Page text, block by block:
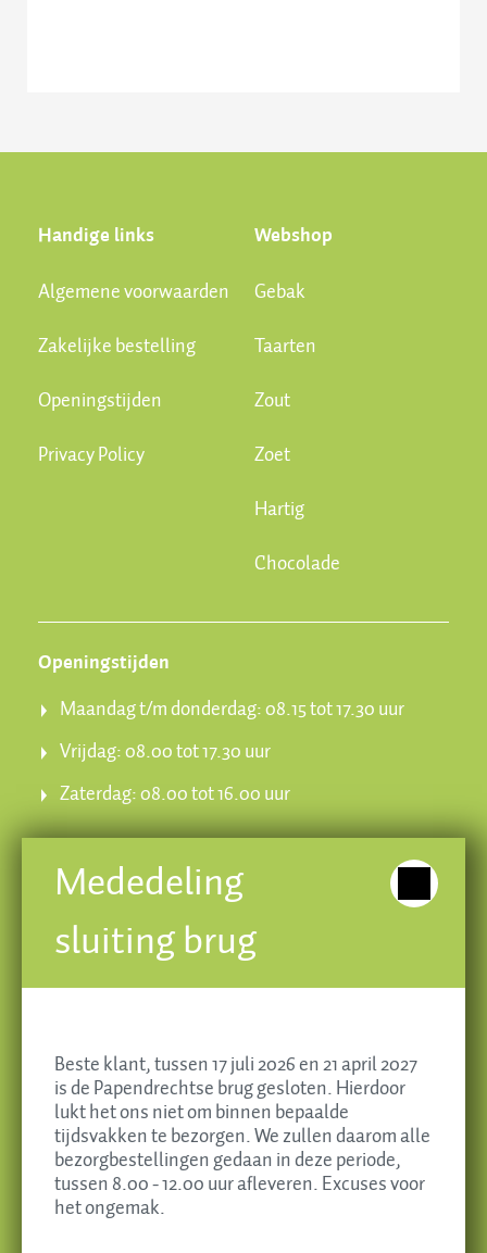
Handige links
Algemene voorwaarden
Zakelijke bestelling
Openingstijden
Privacy Policy
Webshop
Gebak
Taarten
Zout
Zoet
Hartig
Chocolade
Openingstijden
Maandag t/m donderdag: 08.15 tot 17.30 uur
Vrijdag: 08.00 tot 17.30 uur
Zaterdag: 08.00 tot 16.00 uur
Krispijnseweg 49, 3314 KA Dordrecht
Tel. 078 - 613 55 35
E-mailinfo@brokkingbanket.nl
Mededeling
sluiting brug
Beste klant, tussen 17 juli 2026 en 21 april 2027
is de Papendrechtse brug gesloten. Hierdoor
lukt het ons niet om binnen bepaalde
tijdsvakken te bezorgen. We zullen daarom alle
bezorgbestellingen gedaan in deze periode,
tussen 8.00 - 12.00 uur afleveren. Excuses voor
het ongemak.
Essentiële cookies
Alles accepteren